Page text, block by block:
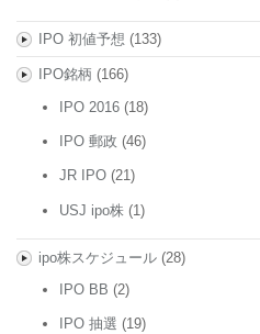
IPO 初値予想 (133)
IPO銘柄 (166)
IPO 2016 (18)
IPO 郵政 (46)
JR IPO (21)
USJ ipo株 (1)
ipo株スケジュール(28)
IPO BB (2)
IPO 抽選 (19)